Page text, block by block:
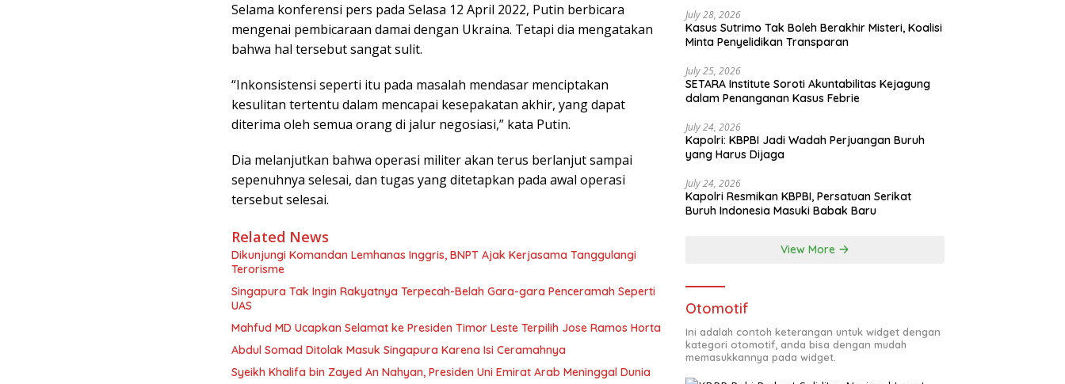
Selama konferensi pers pada Selasa 12 April 2022, Putin berbicara
mengenai pembicaraan damai dengan Ukraina. Tetapi dia mengatakan
bahwa hal tersebut sangat sulit.
“Inkonsistensi seperti itu pada masalah mendasar menciptakan
kesulitan tertentu dalam mencapai kesepakatan akhir, yang dapat
diterima oleh semua orang di jalur negosiasi,” kata Putin.
Dia melanjutkan bahwa operasi militer akan terus berlanjut sampai
sepenuhnya selesai, dan tugas yang ditetapkan pada awal operasi
tersebut selesai.
Related News
Dikunjungi Komandan Lemhanas Inggris, BNPT Ajak Kerjasama Tanggulangi
Terorisme
Singapura Tak Ingin Rakyatnya Terpecah-Belah Gara-gara Penceramah Seperti
UAS
Mahfud MD Ucapkan Selamat ke Presiden Timor Leste Terpilih Jose Ramos Horta
Abdul Somad Ditolak Masuk Singapura Karena Isi Ceramahnya
Syeikh Khalifa bin Zayed An Nahyan, Presiden Uni Emirat Arab Meninggal Dunia
July 28, 2026
Kasus Sutrimo Tak Boleh Berakhir Misteri, Koalisi
Minta Penyelidikan Transparan
July 25, 2026
SETARA Institute Soroti Akuntabilitas Kejagung
dalam Penanganan Kasus Febrie
July 24, 2026
Kapolri: KBPBI Jadi Wadah Perjuangan Buruh
yang Harus Dijaga
July 24, 2026
Kapolri Resmikan KBPBI, Persatuan Serikat
Buruh Indonesia Masuki Babak Baru
View More
Otomotif
Ini adalah contoh keterangan untuk widget dengan
kategori otomotif, anda bisa dengan mudah
memasukkannya pada widget.